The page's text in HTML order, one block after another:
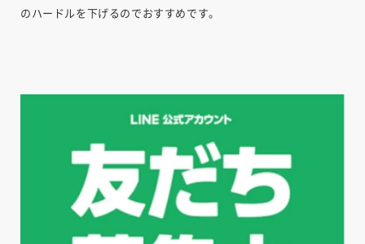
のハードルを下げるのでおすすめです。